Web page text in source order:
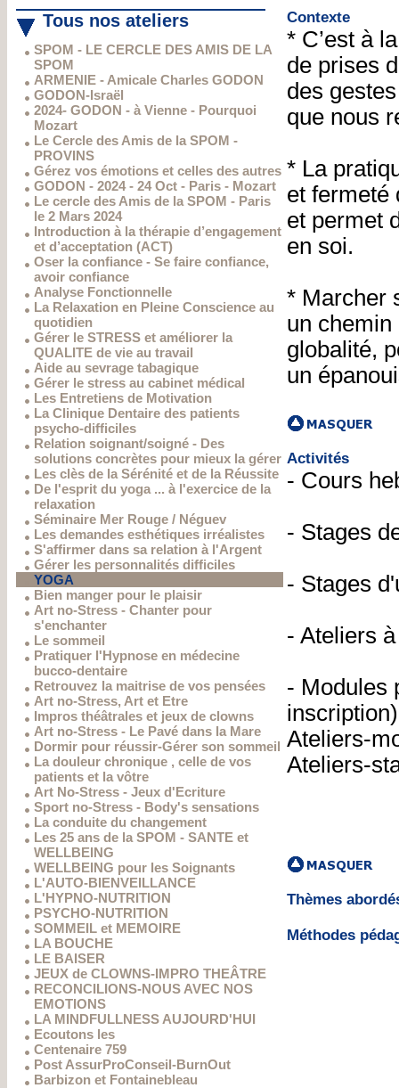
Tous nos ateliers
SPOM - LE CERCLE DES AMIS DE LA
SPOM
ARMENIE - Amicale Charles GODON
GODON-Israël
2024- GODON - à Vienne - Pourquoi
Mozart
Le Cercle des Amis de la SPOM -
PROVINS
Gérez vos émotions et celles des autres
GODON - 2024 - 24 Oct - Paris - Mozart
Le cercle des Amis de la SPOM - Paris
le 2 Mars 2024
Introduction à la thérapie d’engagement
et d’acceptation (ACT)
Oser la confiance - Se faire confiance,
avoir confiance
Analyse Fonctionnelle
La Relaxation en Pleine Conscience au
quotidien
Gérer le STRESS et améliorer la
QUALITE de vie au travail
Aide au sevrage tabagique
Gérer le stress au cabinet médical
Les Entretiens de Motivation
La Clinique Dentaire des patients
psycho-difficiles
Relation soignant/soigné - Des
solutions concrètes pour mieux la gérer
Les clès de la Sérénité et de la Réussite
De l'esprit du yoga ... à l'exercice de la
relaxation
Séminaire Mer Rouge / Néguev
Les demandes esthétiques irréalistes
S'affirmer dans sa relation à l'Argent
Gérer les personnalités difficiles
YOGA
Bien manger pour le plaisir
Art no-Stress - Chanter pour
s'enchanter
Le sommeil
Pratiquer l'Hypnose en médecine
bucco-dentaire
Retrouvez la maitrise de vos pensées
Art no-Stress, Art et Etre
Impros théâtrales et jeux de clowns
Art no-Stress - Le Pavé dans la Mare
Dormir pour réussir-Gérer son sommeil
La douleur chronique , celle de vos
patients et la vôtre
Art No-Stress - Jeux d'Ecriture
Sport no-Stress - Body's sensations
La conduite du changement
Les 25 ans de la SPOM - SANTE et
WELLBEING
WELLBEING pour les Soignants
L'AUTO-BIENVEILLANCE
L'HYPNO-NUTRITION
PSYCHO-NUTRITION
SOMMEIL et MEMOIRE
LA BOUCHE
LE BAISER
JEUX de CLOWNS-IMPRO THEÂTRE
RECONCILIONS-NOUS AVEC NOS
EMOTIONS
LA MINDFULLNESS AUJOURD'HUI
Ecoutons les
Centenaire 759
Post AssurProConseil-BurnOut
Barbizon et Fontainebleau
Contexte
* C’est à
de prises
des
que nous
* La
et fermeté
et permet
en soi.
* Marcher
un chemin
globalité,
un
Activités
- Cours
- Stages
- Stages
- Ateliers
- Modules
Ateliers-
Ateliers-
Thèmes
Méthodes